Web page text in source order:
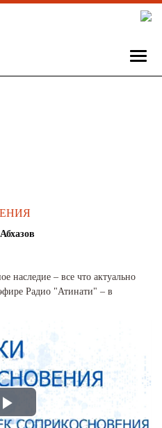
наследие – все что актуально
Радио "Атинати" – в
Play